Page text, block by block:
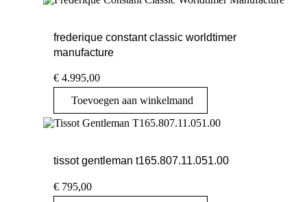
frederique constant classic worldtimer
manufacture
€ 4.995,00
Toevoegen aan winkelmand
tissot gentleman t165.807.11.051.00
€ 795,00